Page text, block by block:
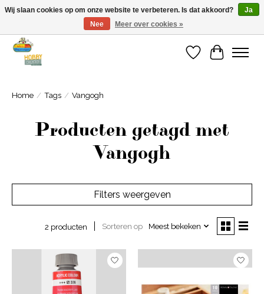
Welkom bij Cadeauhuis Wageningen
Verlanglijst
Home / Tags / Vangogh
Producten getagd met
Vangogh
Filters weergeven
2 producten Sorteren op Meest bekeken
Wij slaan cookies op om onze website te verbeteren. Is dat akkoord?
Ja
Nee
Meer over cookies »